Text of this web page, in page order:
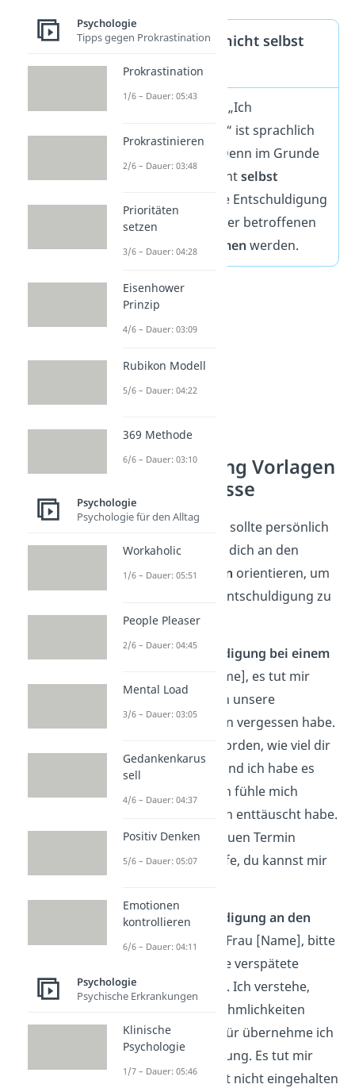
Man kann sich nicht selbst
entschuldigen
Die Formulierung: „Ich
entschuldige mich“ ist sprachlich
eigentlich falsch. Denn im Grunde
kannst du dich nichtselbst
. Die Entschuldigung
muss immer von der betroffenen
Person
angenommen werden.
Entschuldigung Vorlagen
für viele Anlässe
Jede Entschuldigung sollte persönlich
sein, aber du kannst dich an den
folgendenBeispielen orientieren, um
eine wirkungsvolle Entschuldigung zu
formulieren:
Beispiel 1: Entschuldigung bei einem
: „Lieber [Name], es tut mir
wirklich leid, dass ich unsere
Verabredung gestern vergessen habe.
Mir ist bewusst geworden, wie viel dir
daran gelegen hat, und ich habe es
leider vermasselt. Ich fühle mich
schlecht, weil ich dich enttäuscht habe.
Können wir einen neuen Termin
ausmachen? Ich hoffe, du kannst mir
Beispiel 2: Entschuldigung an den
Chef: „Sehr geehrte Frau [Name], bitte
entschuldigen Sie die verspätete
Abgabe des Berichts. Ich verstehe,
dass dies zu Unannehmlichkeiten
geführt hat, und dafür übernehme ich
die volle Verantwortung. Es tut mir
leid, dass ich die Frist nicht eingehalten
Psychologie
Tipps gegen Prokrastination
Prokrastination
1/6 – Dauer: 05:43
Prokrastinieren
2/6 – Dauer: 03:48
Prioritäten
setzen
3/6 – Dauer: 04:28
Eisenhower
Prinzip
4/6 – Dauer: 03:09
Rubikon Modell
5/6 – Dauer: 04:22
369 Methode
6/6 – Dauer: 03:10
Psychologie
Psychologie für den Alltag
Workaholic
1/6 – Dauer: 05:51
People Pleaser
2/6 – Dauer: 04:45
Mental Load
3/6 – Dauer: 03:05
Gedankenkarus
sell
4/6 – Dauer: 04:37
Positiv Denken
5/6 – Dauer: 05:07
Emotionen
kontrollieren
6/6 – Dauer: 04:11
Psychologie
Psychische Erkrankungen
Klinische
Psychologie
1/7 – Dauer: 05:46